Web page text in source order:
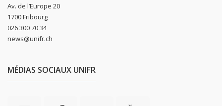
Av. de l’Europe 20
1700 Fribourg
026 300 70 34
news@unifr.ch
MÉDIAS SOCIAUX UNIFR